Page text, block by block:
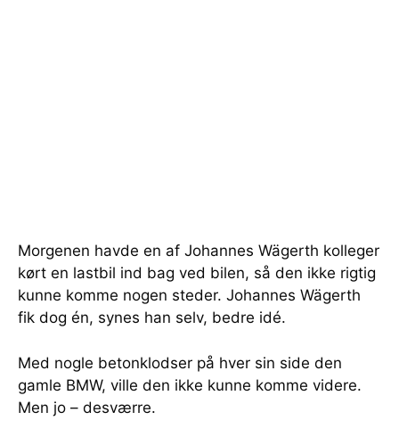
Morgenen havde en af Johannes Wägerth kolleger
kørt en lastbil ind bag ved bilen, så den ikke rigtig
kunne komme nogen steder. Johannes Wägerth
fik dog én, synes han selv, bedre idé.
Med nogle betonklodser på hver sin side den
gamle BMW, ville den ikke kunne komme videre.
Men jo – desværre.